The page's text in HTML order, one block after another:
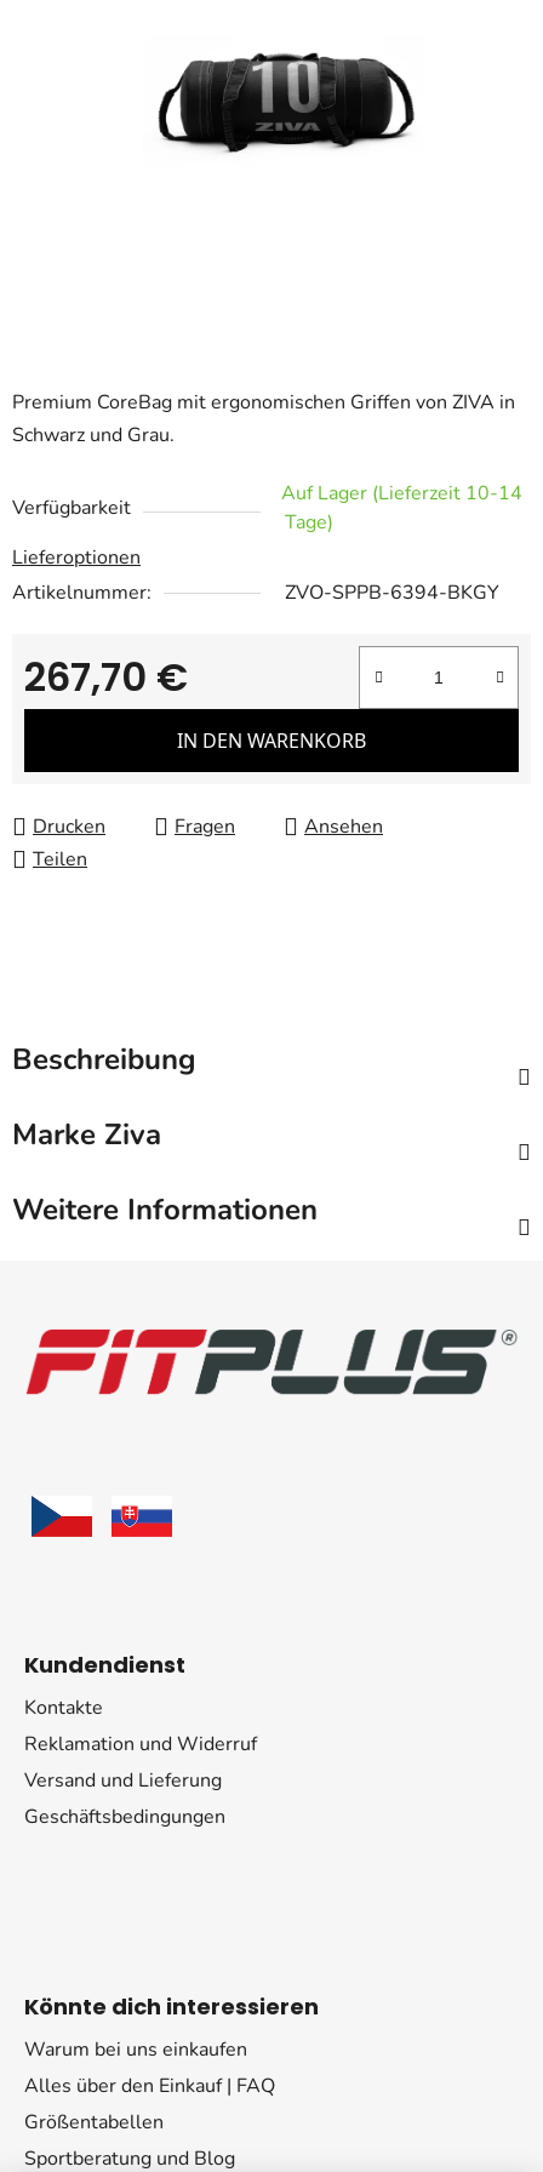
Premium CoreBag mit ergonomischen Griffen von ZIVA in
Schwarz und Grau.
Verfügbarkeit
Auf Lager (Lieferzeit 10-14
Tage)
Lieferoptionen
Artikelnummer:
ZVO-SPPB-6394-BKGY
267,70 €
Verkaufspreis:
IN DEN WARENKORB
Drucken Fragen
Ansehen
Teilen
Beschreibung
Marke Ziva
Weitere Informationen
Kundendienst
Kontakte
Reklamation und Widerruf
Versand und Lieferung
Geschäftsbedingungen
Könnte dich interessieren
Warum bei uns einkaufen
Alles über den Einkauf | FAQ
Größentabellen
Sportberatung und Blog